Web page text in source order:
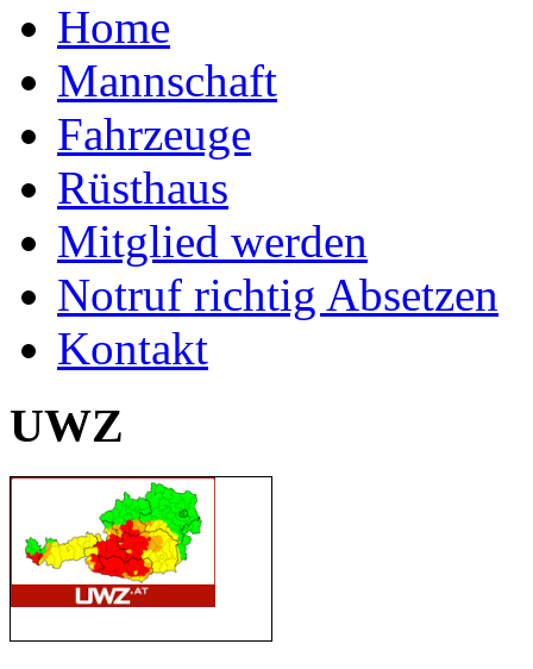
Home
Mannschaft
Fahrzeuge
Rüsthaus
Mitglied werden
Notruf richtig Absetzen
Kontakt
UWZ